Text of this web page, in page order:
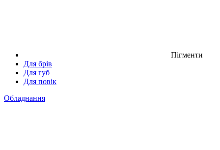
Пігменти
Для брів
Для губ
Для повік
Обладнання